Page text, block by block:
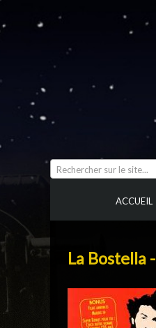
Rechercher sur le site...
ACCUEIL
La Bostella -